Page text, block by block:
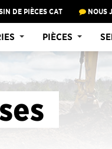
DE PIÈCES CAT NOUS
PIÈCES